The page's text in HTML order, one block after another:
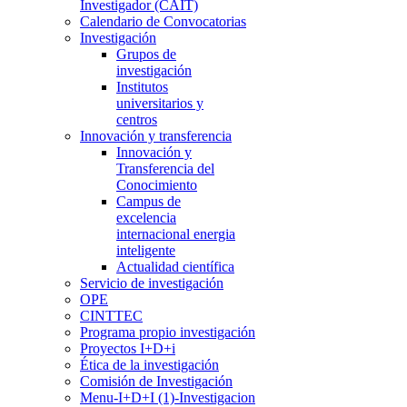
Investigador (CAIT)
Calendario de Convocatorias
Investigación
Grupos de
investigación
Institutos
universitarios y
centros
Innovación y transferencia
Innovación y
Transferencia del
Conocimiento
Campus de
excelencia
internacional energia
inteligente
Actualidad científica
Servicio de investigación
OPE
CINTTEC
Programa propio investigación
Proyectos I+D+i
Ética de la investigación
Comisión de Investigación
Menu-I+D+I (1)-Investigacion